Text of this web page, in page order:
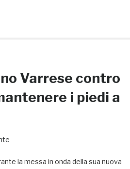
Varrese contro
i piedi a
la messa in onda della sua nuova